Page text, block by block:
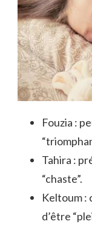
Fouzia :
Tahira :
“chaste”.
Keltoum :
d’être